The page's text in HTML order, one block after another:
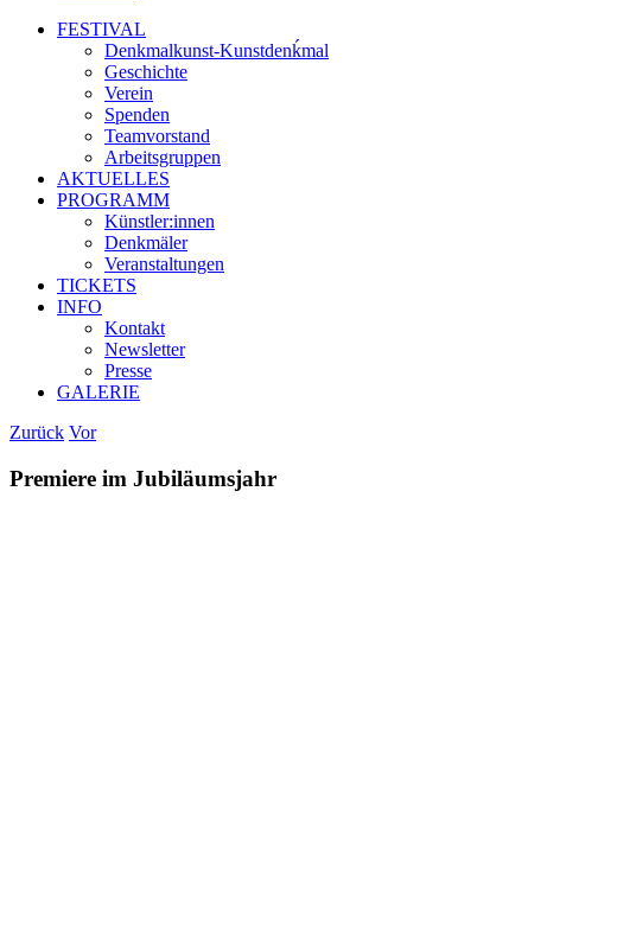
FESTIVAL
Denkmalkunst-Kunstdenḱmal
Geschichte
Verein
Spenden
Teamvorstand
Arbeitsgruppen
AKTUELLES
PROGRAMM
Künstler:innen
Denkmäler
Veranstaltungen
TICKETS
INFO
Kontakt
Newsletter
Presse
GALERIE
Zurück Vor
Premiere im Jubiläumsjahr